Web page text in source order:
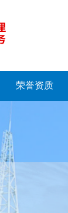
荣誉资质